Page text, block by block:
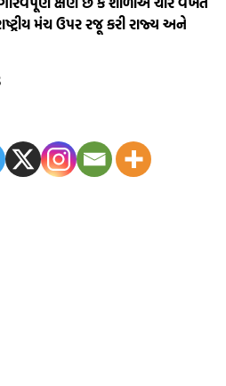
મંચ ઉપર રજૂ કરી રાજ્ય અને